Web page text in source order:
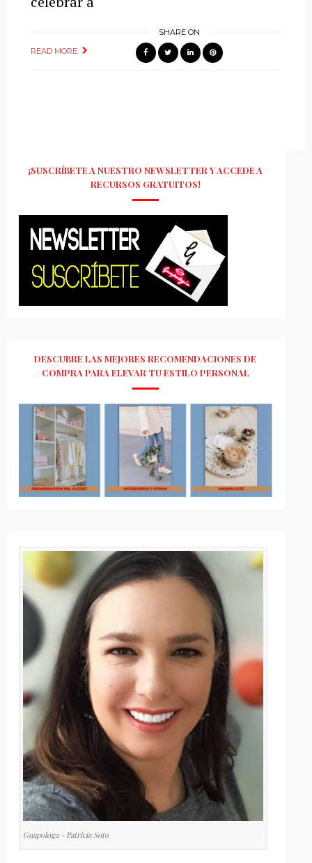
READ MORE
SHARE ON
¡SUSCRÍBETE A NUESTRO NEWSLETTER Y ACCEDE A
RECURSOS GRATUITOS!
DESCUBRE LAS MEJORES RECOMENDACIONES DE
COMPRA PARA ELEVAR TU ESTILO PERSONAL
Guapologa - Patricia Soto